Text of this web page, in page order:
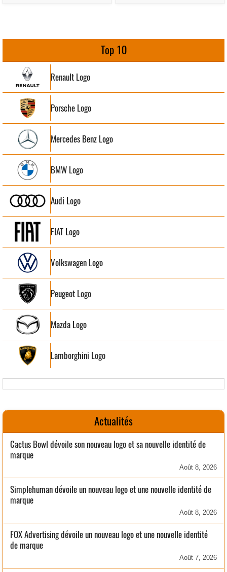
Top 10
Renault Logo
Porsche Logo
Mercedes Benz Logo
BMW Logo
Audi Logo
FIAT Logo
Volkswagen Logo
Peugeot Logo
Mazda Logo
Lamborghini Logo
Actualités
Cactus Bowl dévoile son nouveau logo et sa nouvelle identité de
marque
Août 8, 2026
Simplehuman dévoile un nouveau logo et une nouvelle identité de
marque
Août 8, 2026
FOX Advertising dévoile un nouveau logo et une nouvelle identité
de marque
Août 7, 2026